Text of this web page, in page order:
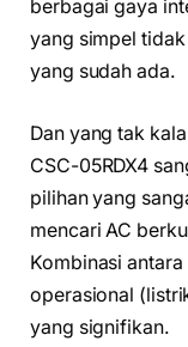
berbagai gaya
yang simpel
yang sudah ada.
Dan yang tak
CSC-05RDX4
pilihan yang
mencari AC
Kombinasi
operasional
yang signifikan.